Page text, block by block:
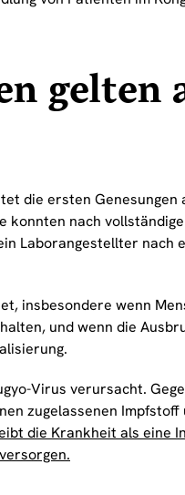
gelten
die ersten Genesungen
konnten nach
Laborangestellter nach
insbesondere wenn
und wenn die
Virus verursacht.
zugelassenen
die Krankheit als eine